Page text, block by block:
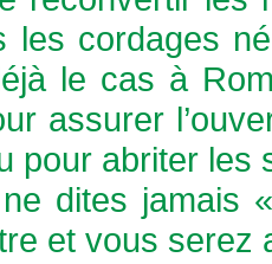
cordages
le cas à
assurer
pour abriter les
dites jamais
et vous